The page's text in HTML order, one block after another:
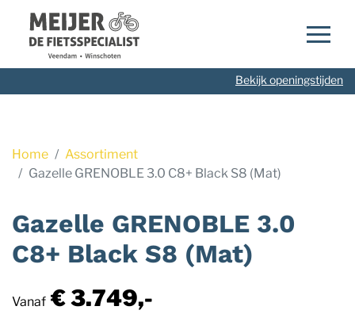
Navigatie
Bekijk openingstijden
Home
Assortiment
Gazelle GRENOBLE 3.0 C8+ Black S8 (Mat)
Gazelle GRENOBLE 3.0
C8+ Black S8 (Mat)
Vanaf € 3.749,-